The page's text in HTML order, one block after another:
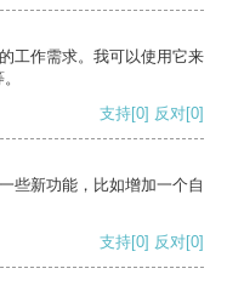
工作需求。我可以使用它来
支持[0] 反对[0]
些新功能，比如增加一个自
支持[0] 反对[0]